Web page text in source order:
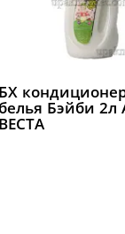
БХ
Бэйби 2л
ВЕСТА